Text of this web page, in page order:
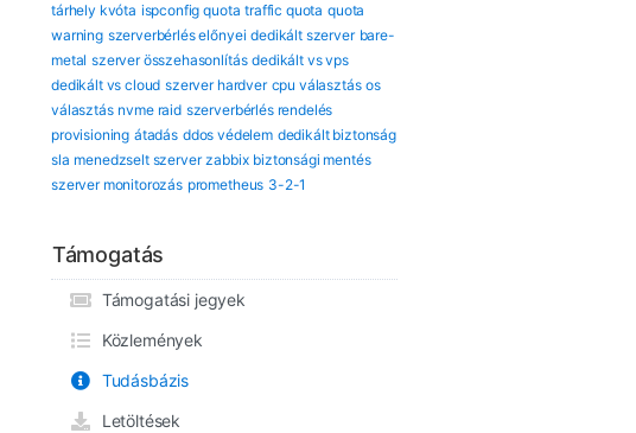
tárhely kvóta ispconfig quota traffic quota quota
warning szerverbérlés előnyei dedikált szerver bare-
metal szerver összehasonlítás dedikált vs vps
dedikált vs cloud szerver hardver cpu választás os
választás nvme raid szerverbérlés rendelés
provisioning átadás ddos védelem dedikált biztonság
sla menedzselt szerver zabbix biztonsági mentés
szerver monitorozás prometheus 3-2-1
Támogatás
Támogatási jegyek
Közlemények
Tudásbázis
Letöltések